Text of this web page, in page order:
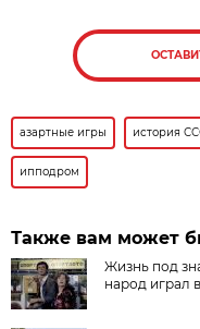
азартные игры история
ипподром
Также вам может
Жизнь под
народ играл